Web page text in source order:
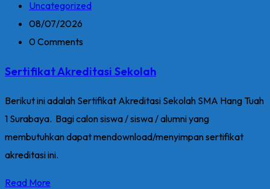
Uncategorized
08/07/2026
0 Comments
Sertifikat Akreditasi Sekolah
Berikut ini adalah Sertifikat Akreditasi Sekolah SMA Hang Tuah
1 Surabaya. Bagi calon siswa / siswa / alumni yang
membutuhkan dapat mendownload/menyimpan sertifikat
akreditasi ini.
Read More